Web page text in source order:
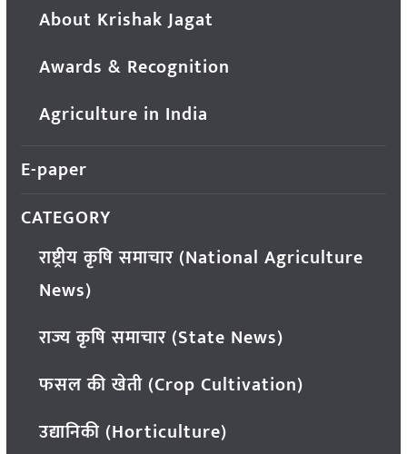
About Krishak Jagat
Awards & Recognition
Agriculture in India
E-paper
CATEGORY
राष्ट्रीय कृषि समाचार (National Agriculture
News)
राज्य कृषि समाचार (State News)
फसल की खेती (Crop Cultivation)
उद्यानिकी (Horticulture)